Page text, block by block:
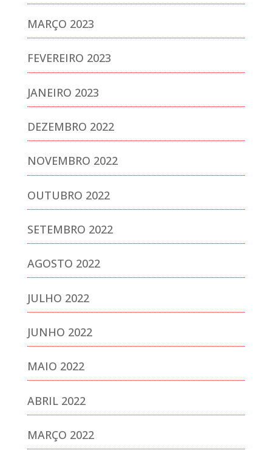
MARÇO 2023
FEVEREIRO 2023
JANEIRO 2023
DEZEMBRO 2022
NOVEMBRO 2022
OUTUBRO 2022
SETEMBRO 2022
AGOSTO 2022
JULHO 2022
JUNHO 2022
MAIO 2022
ABRIL 2022
MARÇO 2022